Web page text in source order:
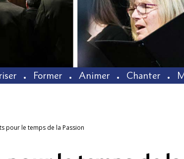
Former Animer Chanter
pour le temps de la Passion